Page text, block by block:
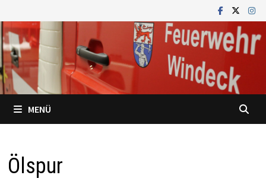
Inhalt
springen
MENÜ
Ölspur